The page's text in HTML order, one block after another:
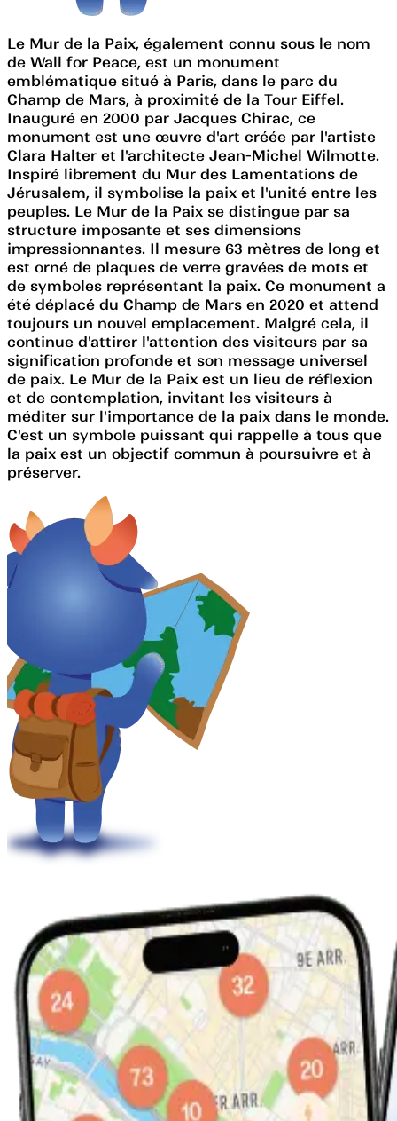
Le Mur de la Paix, également connu sous le nom
de Wall for Peace, est un monument
emblématique situé à Paris, dans le parc du
Champ de Mars, à proximité de la Tour Eiffel.
Inauguré en 2000 par Jacques Chirac, ce
monument est une œuvre d'art créée par l'artiste
Clara Halter et l'architecte Jean-Michel Wilmotte.
Inspiré librement du Mur des Lamentations de
Jérusalem, il symbolise la paix et l'unité entre les
peuples. Le Mur de la Paix se distingue par sa
structure imposante et ses dimensions
impressionnantes. Il mesure 63 mètres de long et
est orné de plaques de verre gravées de mots et
de symboles représentant la paix. Ce monument a
été déplacé du Champ de Mars en 2020 et attend
toujours un nouvel emplacement. Malgré cela, il
continue d'attirer l'attention des visiteurs par sa
signification profonde et son message universel
de paix. Le Mur de la Paix est un lieu de réflexion
et de contemplation, invitant les visiteurs à
méditer sur l'importance de la paix dans le monde.
C'est un symbole puissant qui rappelle à tous que
la paix est un objectif commun à poursuivre et à
préserver.